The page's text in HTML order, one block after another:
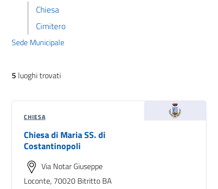
Chiesa
Cimitero
Sede Municipale
5 luoghi trovati
CHIESA
Chiesa di Maria SS. di
Costantinopoli
Via Notar Giuseppe
Loconte, 70020 Bitritto BA